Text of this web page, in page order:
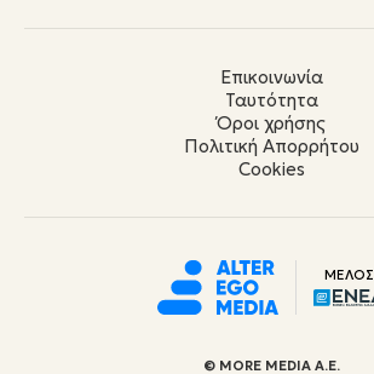
Επικοινωνία
Ταυτότητα
Όροι χρήσης
Πολιτική Απορρήτου
Cookies
ΜΕΛΟΣ
© ΜORE MEDIA Α.Ε.